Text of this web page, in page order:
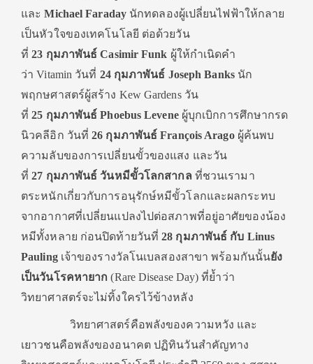
และMichael Faradayนักทดลองผู้เปลี่ยนไฟฟ้าให้กลาย
เป็นหัวใจของเทคโนโลยี ต่อด้วยวัน
ที่23 กุมภาพันธ์ Casimir Funk ผู้ให้กำเนิดคำ
ว่า Vitamin วันที่ 24 กุมภาพันธ์ Joseph Banksนัก
พฤกษศาสตร์ผู้สร้าง Kew Gardens วัน
ที่25 กุมภาพันธ์ Phoebus Leveneผู้บุกเบิกการศึกษากรด
นิวคลีอิก วันที่26 กุมภาพันธ์ François Arago ผู้ค้นพบ
ความลับของการเปลี่ยนขั้วของแสง และวัน
ที่27 กุมภาพันธ์ วันหมีขั้วโลกสากล ที่ชวนเรามา
ตระหนักเกี่ยวกับการอนุรักษ์หมีขั้วโลกและผลกระทบ
จากอากาศที่เปลี่ยนแปลงไปต่อสภาพที่อยู่อาศัยของน้อง
หมีทั้งหลาย ก่อนปิดท้ายวันที่28 กุมภาพันธ์ กับ Linus
Paulingเจ้าของรางวัลโนเบลสองสาขา พร้อมกันนั้นยัง
เป็นวันโรคหายาก(Rare Disease Day) ที่ย้ำว่า
วิทยาศาสตร์จะไม่ทิ้งใครไว้ข้างหลัง
วิทยาศาสตร์คือพลังของความหวัง และ
เยาวชนคือพลังของอนาคต ปฏิทินวันสำคัญทาง